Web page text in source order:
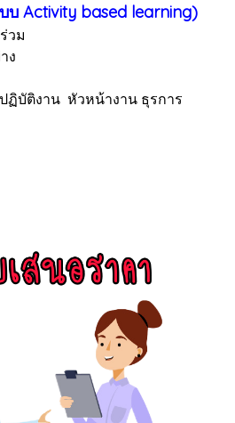
Activity based learning)
นร่วม
อบ ยกตัวอย่าง
ฏิบัติงาน หัวหน้างาน ธุรการ